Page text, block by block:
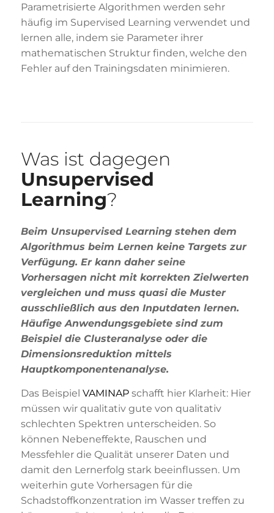
Parametrisierte Algorithmen werden sehr
häufig im Supervised Learning verwendet und
lernen alle, indem sie Parameter ihrer
mathematischen Struktur finden, welche den
Fehler auf den Trainingsdaten minimieren.
Was ist dagegen
Unsupervised
Learning?
Beim Unsupervised Learning stehen dem
Algorithmus beim Lernen keine Targets zur
Verfügung. Er kann daher seine
Vorhersagen nicht mit korrekten Zielwerten
vergleichen und muss quasi die Muster
ausschließlich aus den Inputdaten lernen.
Häufige Anwendungsgebiete sind zum
Beispiel die Clusteranalyse oder die
Dimensionsreduktion mittels
Hauptkomponentenanalyse.
Das Beispiel VAMINAPschafft hier Klarheit: Hier
müssen wir qualitativ gute von qualitativ
schlechten Spektren unterscheiden. So
können Nebeneffekte, Rauschen und
Messfehler die Qualität unserer Daten und
damit den Lernerfolg stark beeinflussen. Um
weiterhin gute Vorhersagen für die
Schadstoffkonzentration im Wasser treffen zu